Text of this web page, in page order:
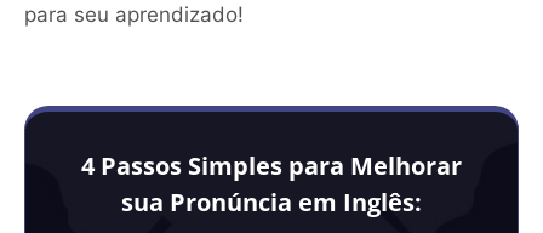
para seu aprendizado!
4 Passos Simples para Melhorar
sua Pronúncia em Inglês: